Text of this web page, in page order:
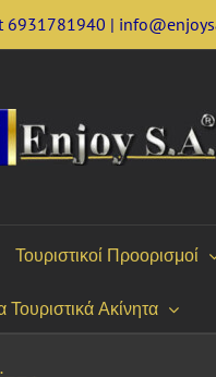
6931781940 |
Τουριστικοί Προορισμοί
Τουριστικά Ακίνητα